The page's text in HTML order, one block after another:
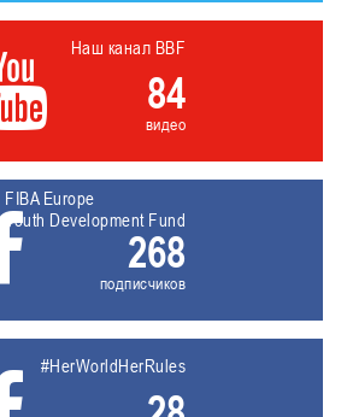
Наш канал BBF
84
видео
FIBA Europe
Youth Development Fund
268
подписчиков
#HerWorldHerRules